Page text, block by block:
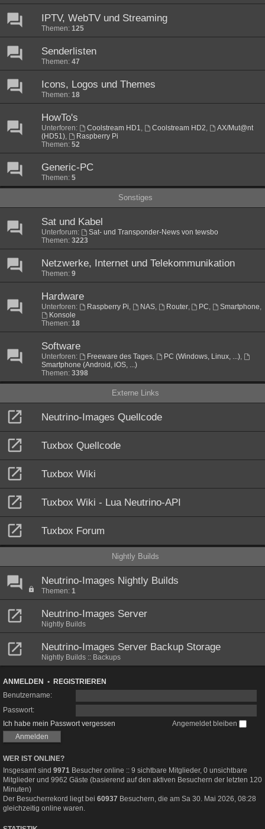
IPTV, WebTV und Streaming
Themen: 125
Senderlisten
Themen: 47
Icons, Logos und Themes
Themen: 18
HowTo's
Unterforen: Coolstream HD1, Coolstream HD2,
AX/Mut@nt
(HD51),
Raspberry Pi
Themen: 52
Generic-PC
Themen: 5
Sonstiges
Sat und Kabel
Unterforum:
Sat- und Transponder-News von tewsbo
Themen: 3223
Netzwerke, Internet und Telekommunikation
Themen: 9
Hardware
Unterforen: Raspberry Pi, NAS, Router, PC, Smartphone,
Konsole
Themen: 18
Software
Unterforen: Freeware des Tages, PC (Windows, Linux, ...),
Smartphone (Android, iOS, ...)
Themen: 3398
Externe Links
Neutrino-Images Quellcode
Tuxbox Quellcode
Tuxbox Wiki
Tuxbox Wiki - Lua Neutrino-API
Tuxbox Forum
Nightly Builds
Neutrino-Images Nightly Builds
Themen: 1
Neutrino-Images Server
Nightly Builds
Neutrino-Images Server Backup Storage
Nightly Builds :: Backups
ANMELDEN • REGISTRIEREN
Benutzername:
Passwort:
Ich habe mein Passwort vergessen
Angemeldet bleiben
WER IST ONLINE?
Insgesamt sind 9971 Besucher online :: 9 sichtbare Mitglieder, 0 unsichtbare
Mitglieder und 9962 Gäste (basierend auf den aktiven Besuchern der letzten 120
Minuten)
Der Besucherrekord liegt bei 60937 Besuchern, die am Sa 30. Mai 2026, 08:28
gleichzeitig online waren.